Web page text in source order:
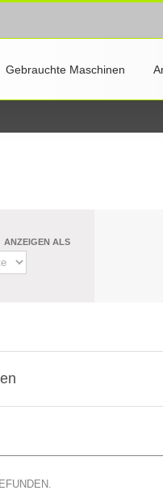
Gebrauchte Maschinen
ANZEIGEN ALS